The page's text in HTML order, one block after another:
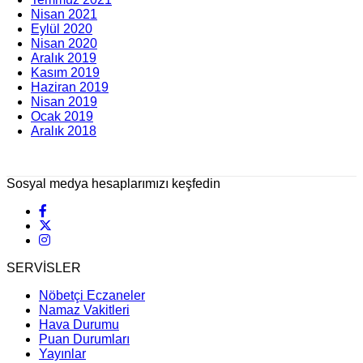
Nisan 2021
Eylül 2020
Nisan 2020
Aralık 2019
Kasım 2019
Haziran 2019
Nisan 2019
Ocak 2019
Aralık 2018
Sosyal medya hesaplarımızı keşfedin
SERVİSLER
Nöbetçi Eczaneler
Namaz Vakitleri
Hava Durumu
Puan Durumları
Yayınlar